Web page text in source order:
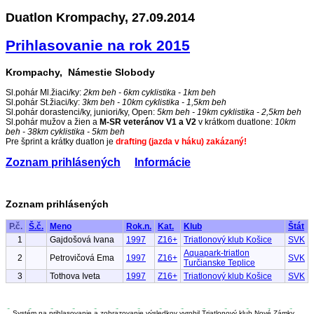
Duatlon Krompachy, 27.09.2014
Prihlasovanie na rok 2015
Krompachy, Námestie Slobody
Sl.pohár Ml.žiaci/ky: 2km beh - 6km cyklistika - 1km beh
Sl.pohár St.žiaci/ky: 3km beh - 10km cyklistika - 1,5km beh
Sl.pohár dorastenci/ky, juniori/ky, Open: 5km beh - 19km cyklistika - 2,5km beh
Sl.pohár mužov a žien a M-SR veteránov V1 a V2 v krátkom duatlone: 10km
beh - 38km cyklistika - 5km beh
Pre šprint a krátky duatlon je drafting (jazda v háku) zakázaný!
Zoznam prihlásených Informácie
Zoznam prihlásených
P.č. Š.č. Meno Rok.n. Kat. Klub
Štát
1
Gajdošová Ivana 1997 Z16+ Triatlonový klub Košice
SVK
2
Petrovičová Ema 1997 Z16+
Aquapark-triatlon
Turčianske Teplice
SVK
3
Tothova Iveta 1997 Z16+ Triatlonový klub Košice SVK